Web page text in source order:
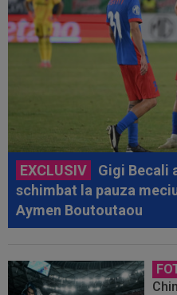
EXCLUSIV
Gigi Becali
schimbat la pauza
Aymen Boutoutaou